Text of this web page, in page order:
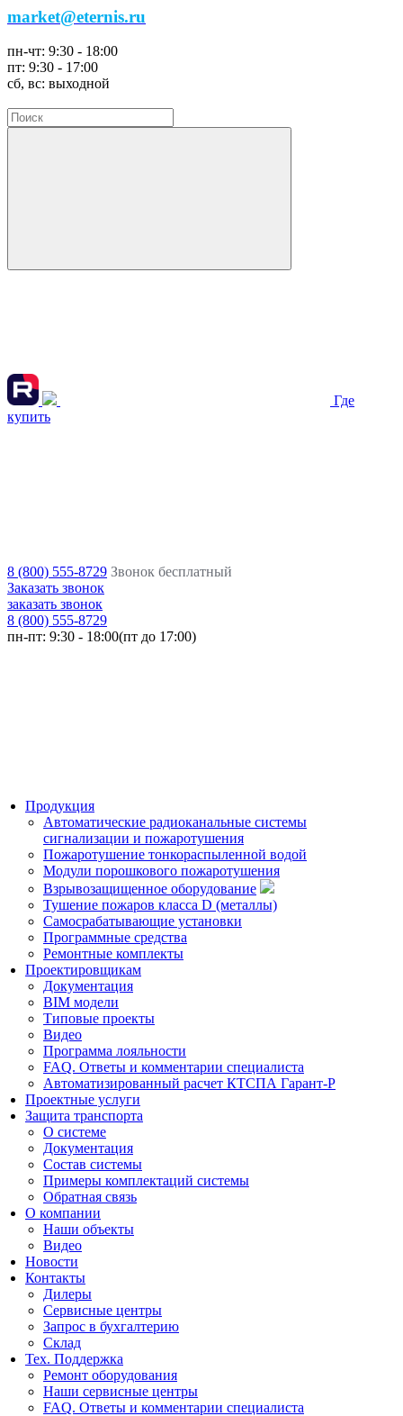
market@eternis.ru
пн-чт: 9:30 - 18:00
пт: 9:30 - 17:00
сб, вс: выходной
Где
купить
8 (800) 555-8729 Звонок бесплатный
Заказать звонок
заказать звонок
8 (800) 555-8729
пн-пт: 9:30 - 18:00(пт до 17:00)
Продукция
Автоматические радиоканальные системы
сигнализации и пожаротушения
Пожаротушение тонкораспыленной водой
Модули порошкового пожаротушения
Взрывозащищенное оборудование
Тушение пожаров класса D (металлы)
Самосрабатывающие установки
Программные средства
Ремонтные комплекты
Проектировщикам
Документация
BIM модели
Типовые проекты
Видео
Программа лояльности
FAQ. Ответы и комментарии специалиста
Автоматизированный расчет КТСПА Гарант-Р
Проектные услуги
Защита транспорта
О системе
Документация
Состав системы
Примеры комплектаций системы
Обратная связь
О компании
Наши объекты
Видео
Новости
Контакты
Дилеры
Сервисные центры
Запрос в бухгалтерию
Склад
Тех. Поддержка
Ремонт оборудования
Наши сервисные центры
FAQ. Ответы и комментарии специалиста